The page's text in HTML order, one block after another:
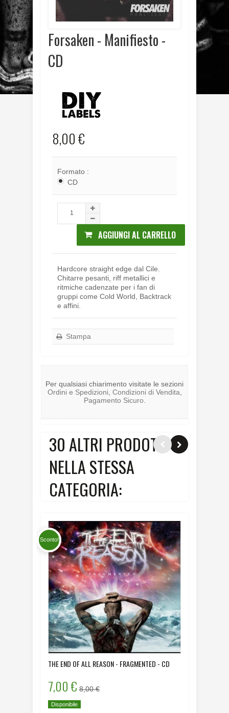
Forsaken - Manifiesto -
CD
8,00 €
Formato :
CD
AGGIUNGI AL CARRELLO
Hardcore straight edge dal Cile.
Chitarre pesanti, riff metallici e
ritmiche cadenzate per i fan di
gruppi come Cold World, Backtrack
e affini.
Stampa
Per qualsiasi chiarimento visitate le sezioni
Ordini e Spedizioni Condizioni di Vendita
Pagamento Sicuro
30 ALTRI PRODOTTI
NELLA STESSA
CATEGORIA:
Sconto!
THE END OF ALL REASON - FRAGMENTED - CD
7,00 € 8,00 €
Disponibile